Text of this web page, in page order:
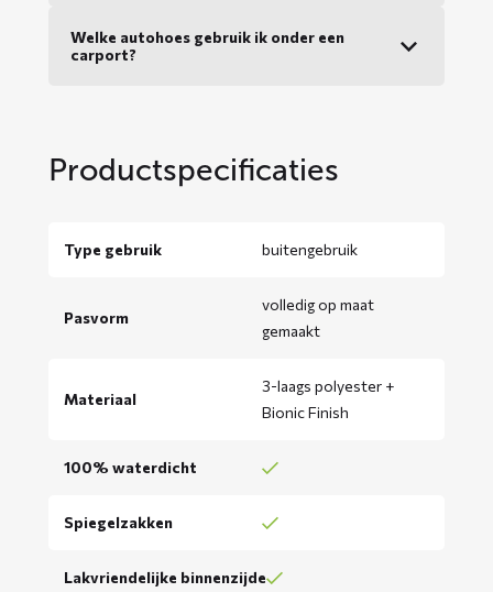
Welke autohoes gebruik ik onder een
carport?
Productspecificaties
Type gebruik buitengebruik
Pasvorm
volledig op maat
gemaakt
Materiaal
3-laags polyester +
Bionic Finish
100% waterdicht
Spiegelzakken
Lakvriendelijke binnenzijde